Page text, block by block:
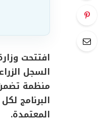
افتتحت
السجل
منظمة
المعتمدة.